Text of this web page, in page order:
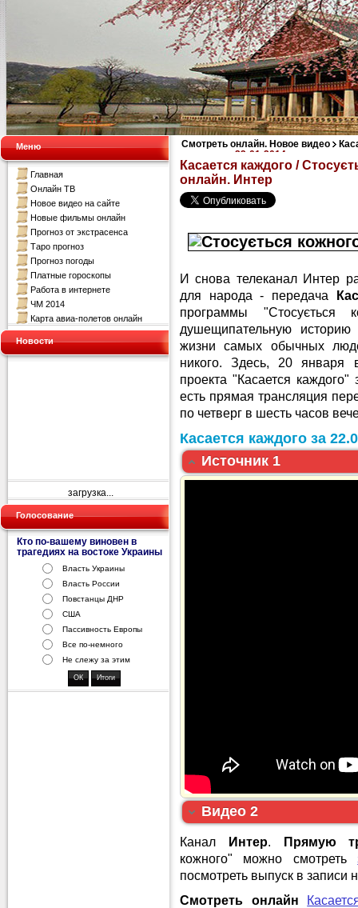
Меню
Главная
Онлайн ТВ
Новое видео на сайте
Новые фильмы онлайн
Прогноз от экстрасенса
Таро прогноз
Прогноз погоды
Платные гороскопы
Работа в интернете
ЧМ 2014
Карта авиа-полетов онлайн
Новости
загрузка...
Голосование
Кто по-вашему виновен в
трагедиях на востоке Украины
Власть Украины
Власть России
Повстанцы ДНР
США
Пассивность Европы
Все по-немного
Не слежу за этим
Смотреть онлайн. Новое видео
кожного за 22-01-2014 смотреть
Касается каждого /
онлайн. Интер
И снова телеканал Интер
для народа - передача
программы "Стосується
душещипательную
жизни самых обычных
никого. Здесь, 20
проекта "Касается каждого"
есть прямая трансляция
по четверг в шесть часов
Касается каждого за
Источник 1
Видео 2
Канал Интер.
Прямую
кожного" можно смотреть
посмотреть выпуск в записи
Смотреть онлайн